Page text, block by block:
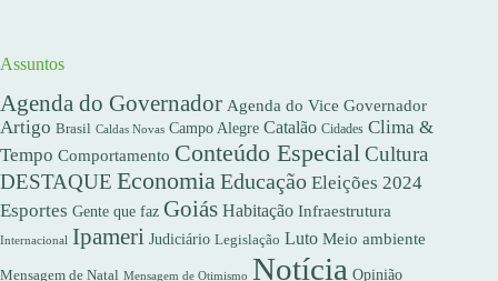
Assuntos
Agenda do Governador Agenda do Vice Governador
Artigo Brasil Caldas Novas Campo Alegre Catalão Cidades Clima &
Tempo Comportamento Conteúdo EspecialCultura
DESTAQUE EconomiaEducação Eleições 2024
Esportes Gente que faz Goiás Habitação Infraestrutura
Internacional Ipameri Judiciário Legislação Luto Meio ambiente
Mensagem de Natal Mensagem de Otimismo Notícia Opinião